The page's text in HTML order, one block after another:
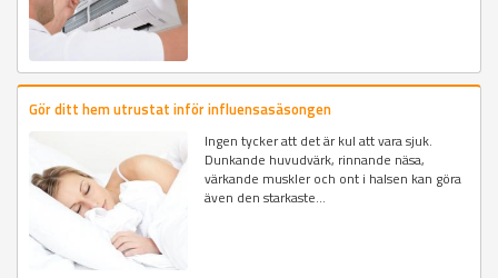
Gör ditt hem utrustat inför influensasäsongen
Ingen tycker att det är kul att vara sjuk.
Dunkande huvudvärk, rinnande näsa,
värkande muskler och ont i halsen kan göra
även den starkaste...